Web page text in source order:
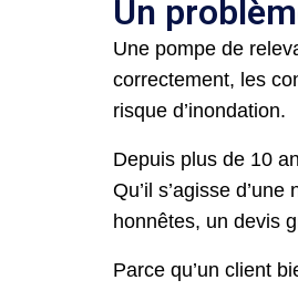
Un
Une pompe de
correctement, les
risque d’inondation.
Depuis plus de 10
Qu’il s’agisse
honnêtes, un devis
Parce qu’un client